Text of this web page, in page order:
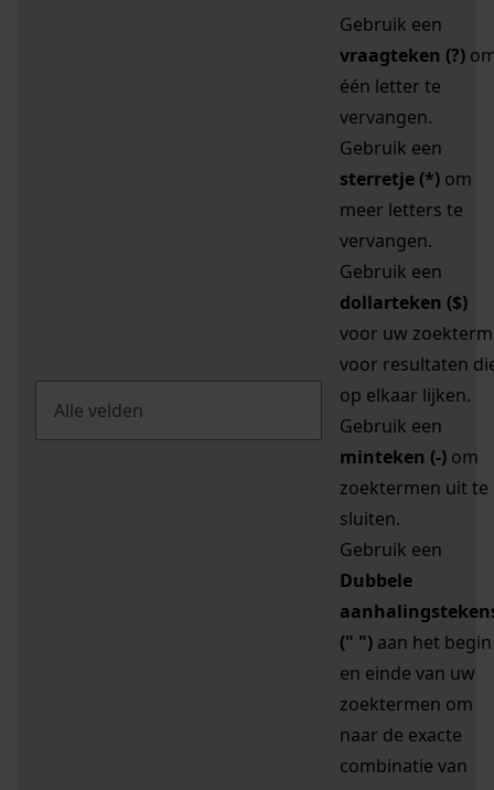
Gebruik een
vraagteken (?)
één letter te
vervangen.
Gebruik een
sterretje (*) om
meer letters te
vervangen.
Gebruik een
dollarteken ($)
voor uw zoekterm
voor resultaten
op elkaar lijken.
Gebruik een
minteken (-) om
zoektermen uit te
sluiten.
Gebruik een
Dubbele
(" ") aan het begin
en einde van uw
zoektermen om
naar de exacte
combinatie van